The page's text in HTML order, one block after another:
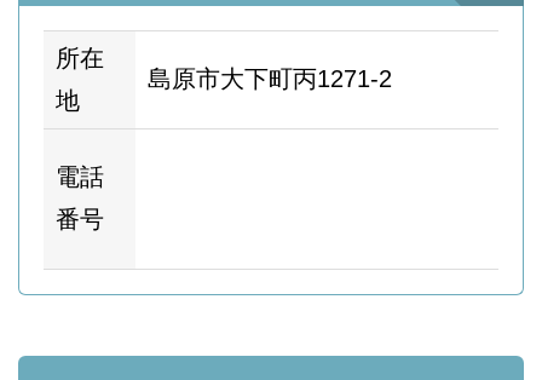
所在
地
島原市大下町丙1271-2
電話
番号